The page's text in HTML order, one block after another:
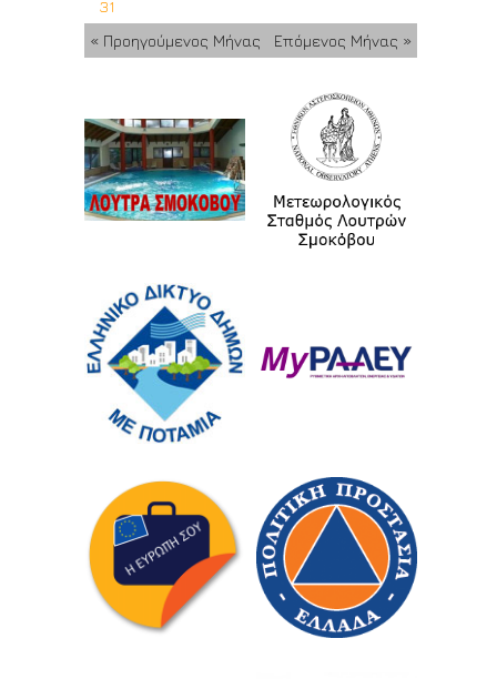
31
« Προηγούμενος Μήνας
Επόμενος Μήνας »